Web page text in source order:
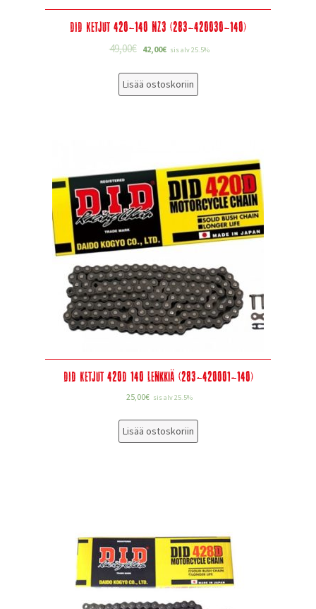
DID Ketjut 420-140 NZ3 (283-420030-140)
49,00€ 42,00€ sis alv 25.5%
Lisää ostoskoriin
DID Ketjut 420D 140 lenkkiä (283-420001-140)
25,00€ sis alv 25.5%
Lisää ostoskoriin